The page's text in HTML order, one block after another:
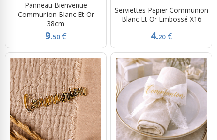
Panneau Bienvenue
Communion Blanc Et Or
38cm
9.50 €
Serviettes Papier Communion
Blanc Et Or Embossé X16
4.20 €